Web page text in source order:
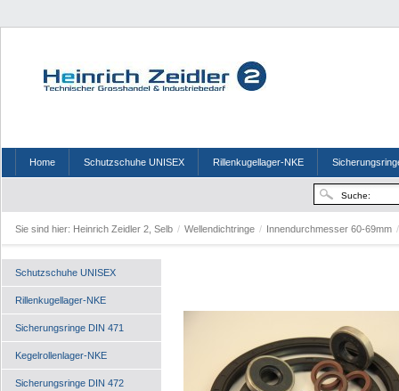
Home Schutzschuhe UNISEX Rillenkugellager-NKE
Sie sind hier: Heinrich Zeidler 2, Selb / Wellendichtringe / Innendurchmesser 60-69mm /
Schutzschuhe UNISEX
Rillenkugellager-NKE
Sicherungsringe DIN 471
Kegelrollenlager-NKE
Sicherungsringe DIN 472